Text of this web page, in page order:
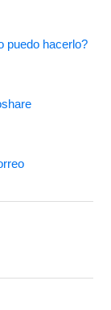
puedo hacerlo?